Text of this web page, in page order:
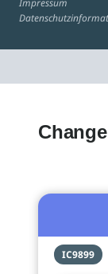
Impressum
IC9899